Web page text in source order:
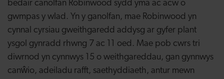
bedair canolfan Robinwood sydd yma ac acw o
gwmpas y wlad. Yn y ganolfan, mae Robinwood yn
cynnal cyrsiau gweithgaredd addysg ar gyfer plant
ysgol gynradd rhwng 7 ac 11 oed. Mae pob cwrs tri
diwrnod yn cynnwys 15 o weithgareddau, gan gynnwys
canŵio, adeiladu rafft, saethyddiaeth, antur mewn